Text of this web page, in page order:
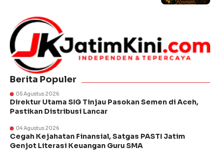
Berita Populer
05 Agustus 2026
Direktur Utama SIG Tinjau Pasokan Semen di Aceh,
Pastikan Distribusi Lancar
04 Agustus 2026
Cegah Kejahatan Finansial, Satgas PASTI Jatim
Genjot Literasi Keuangan Guru SMA